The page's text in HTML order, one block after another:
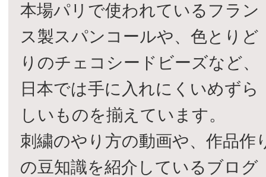
本場パリで使われているフラン
ス製スパンコールや、色とりど
りのチェコシードビーズなど、
日本では手に入れにくいめずら
しいものを揃えています。
刺繍のやり方の動画や、作品作
の豆知識を紹介しているブログ